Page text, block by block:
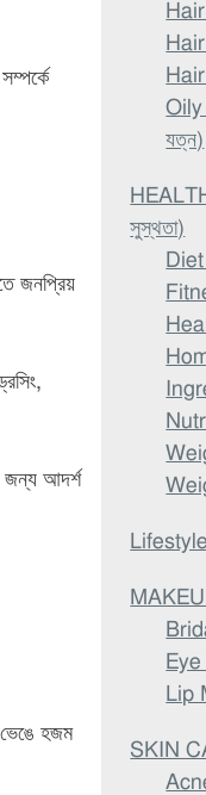
জনপ্রিয়
জন্য আদর্শ
ভেঙে হজম
Oily
যত্ন)
সুস্থতা)
Lifestyle
Eye
Lip
SKIN